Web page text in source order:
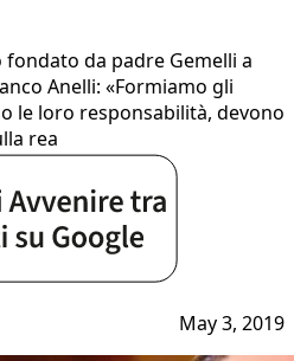
da padre Gemelli a
Anelli: «Formiamo gli
le loro responsabilità, devono
rea
May 3, 2019